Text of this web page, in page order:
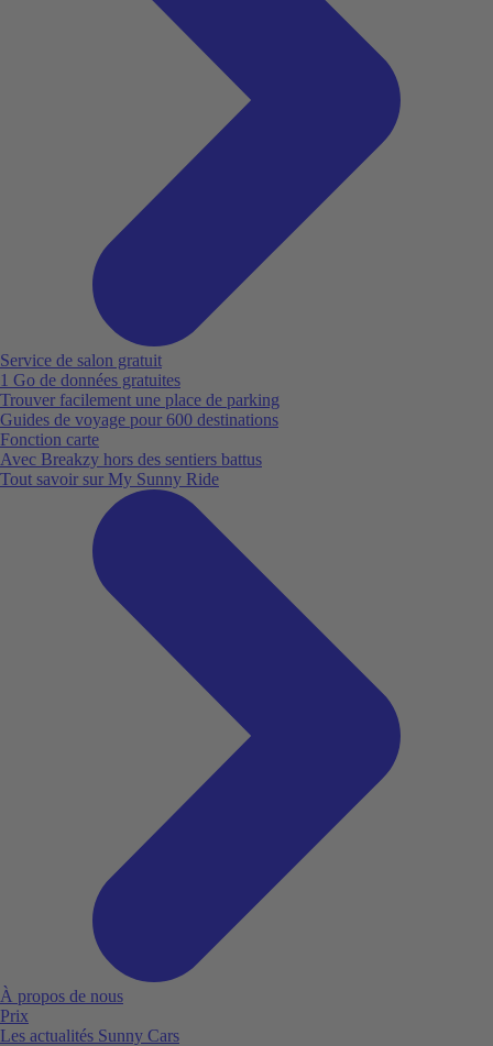
Service de salon gratuit
1 Go de données gratuites
Trouver facilement une place de parking
Guides de voyage pour 600 destinations
Fonction carte
Avec Breakzy hors des sentiers battus
Tout savoir sur My Sunny Ride
À propos de nous
Prix
Les actualités Sunny Cars